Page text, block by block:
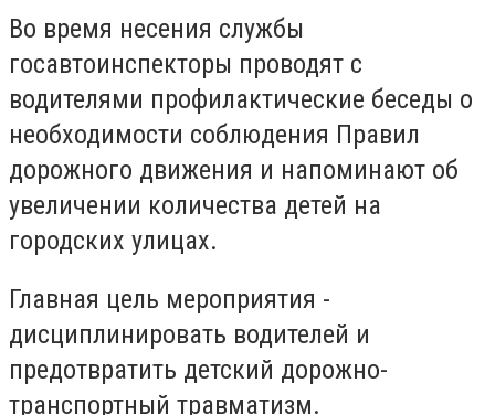
Во время несения службы
госавтоинспекторы проводят с
водителями профилактические беседы о
необходимости соблюдения Правил
дорожного движения и напоминают об
увеличении количества детей на
городских улицах.
Главная цель мероприятия -
дисциплинировать водителей и
предотвратить детский дорожно-
транспортный травматизм.